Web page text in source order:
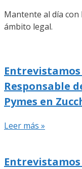
Mantente al día con
ámbito legal.
Responsable
Pymes en
Leer más »
Entrevistamos